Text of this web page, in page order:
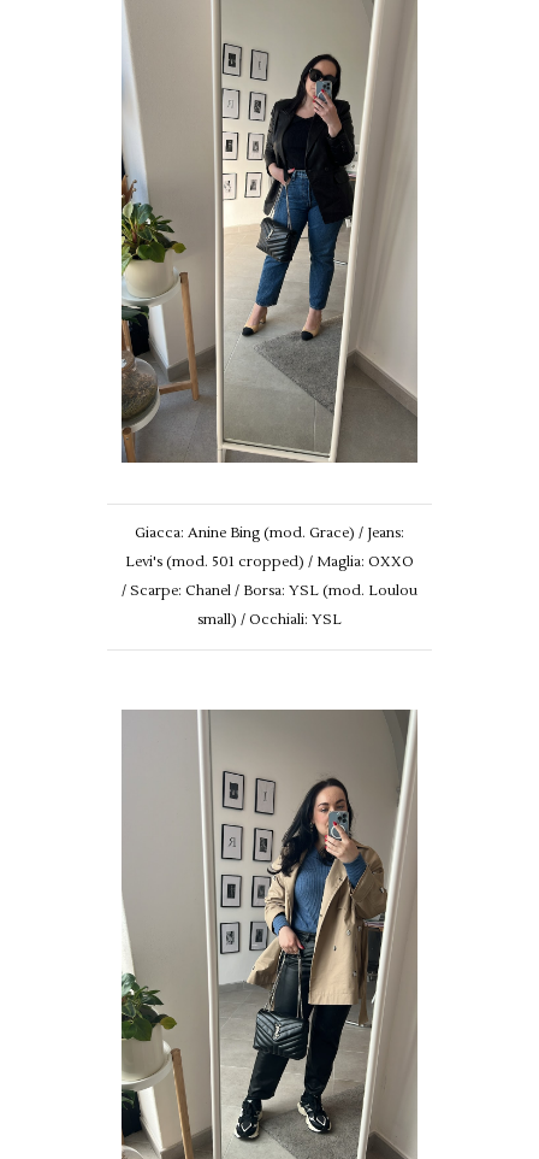
Giacca: Anine Bing (mod. Grace) / Jeans:
Levi's (mod. 501 cropped) / Maglia: OXXO
/ Scarpe: Chanel / Borsa: YSL (mod. Loulou
small) / Occhiali: YSL